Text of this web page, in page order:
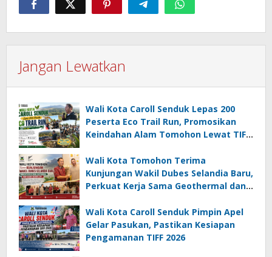
Jangan Lewatkan
Wali Kota Caroll Senduk Lepas 200
Peserta Eco Trail Run, Promosikan
Keindahan Alam Tomohon Lewat TIFF
Wali Kota Tomohon Terima
Kunjungan Wakil Dubes Selandia Baru,
Perkuat Kerja Sama Geothermal dan
Wali Kota Caroll Senduk Pimpin Apel
Gelar Pasukan, Pastikan Kesiapan
Pengamanan TIFF 2026